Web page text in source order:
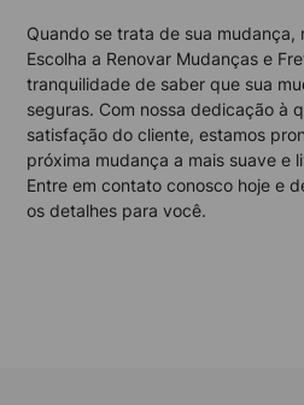
Quando se trata de sua mudança,
Escolha a Renovar Mudanças e
tranquilidade de saber que sua
seguras. Com nossa dedicação à
satisfação do cliente, estamos
próxima mudança a mais suave e
Entre em contato conosco hoje e
os detalhes para você.